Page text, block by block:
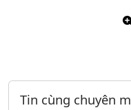
Tin cùng chuyên